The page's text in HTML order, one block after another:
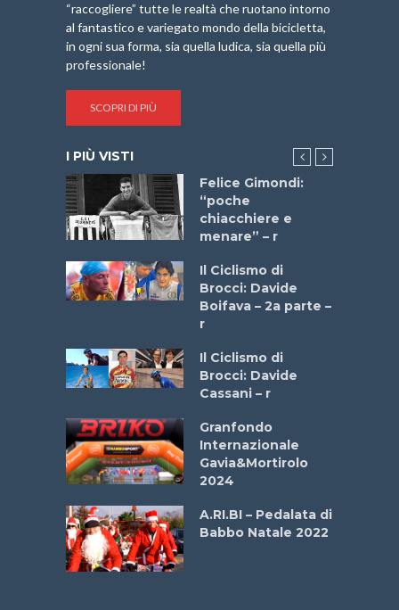
“raccogliere” tutte le realtà che ruotano intorno
al fantastico e variegato mondo della bicicletta,
in ogni sua forma, sia quella ludica, sia quella più
professionale!
SCOPRI DI PIÙ
I PIÙ VISTI
Felice Gimondi:
“poche
chiacchiere e
menare” – r
Il Ciclismo di
Brocci: Davide
Boifava – 2a parte –
r
Il Ciclismo di
Brocci: Davide
Cassani – r
Granfondo
Internazionale
Gavia&Mortirolo
2024
A.RI.BI – Pedalata di
Babbo Natale 2022